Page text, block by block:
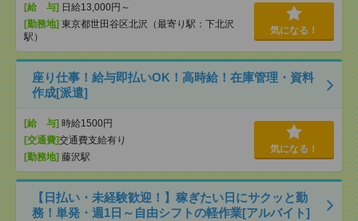
[給 与] 日給13,000円～
[勤務地] 東京都世田谷区北沢（最寄り駅：下北沢
駅）
気になる！
座り仕事！給与即払いOK！高時給！在庫管理・資料
作成[派遣]
[給 与] 時給1500円
[交通費]交通費支給有り
[勤務地] 藤沢駅
気になる！
【日払い・未経験歓迎！】稼ぎたい日にサクッと勤
務！単発・週1日～自由シフトの軽作業[アルバイト]